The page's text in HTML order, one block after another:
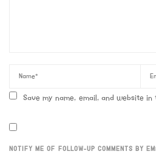
Save my name, email, and website
NOTIFY ME OF FOLLOW-UP COMMENTS BY